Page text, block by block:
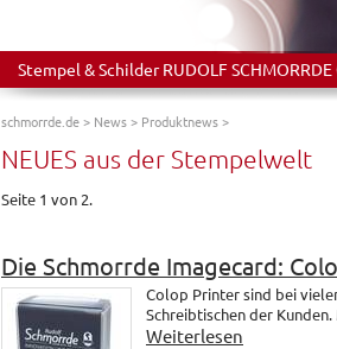
Stempel & Schilder RUDOLF
schmorrde.de> News> Produktnews>
NEUES aus der Stempelwelt
Seite 1 von 2.
Die Schmorrde Imagecard:
Colop Printer sind bei
Schreibtischen der
Weiterlesen